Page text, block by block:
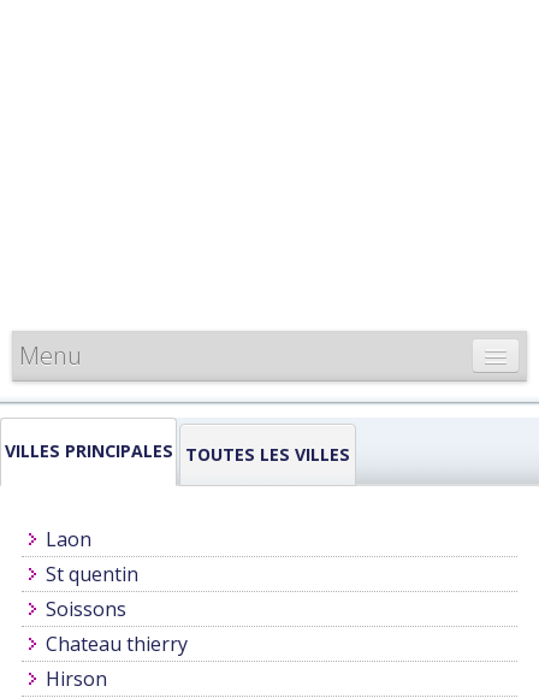
Menu
CARTE DE FRANCE
INFORMATIONS
VILLES PRINCIPALES TOUTES LES VILLES
Laon
St quentin
Soissons
Chateau thierry
Hirson